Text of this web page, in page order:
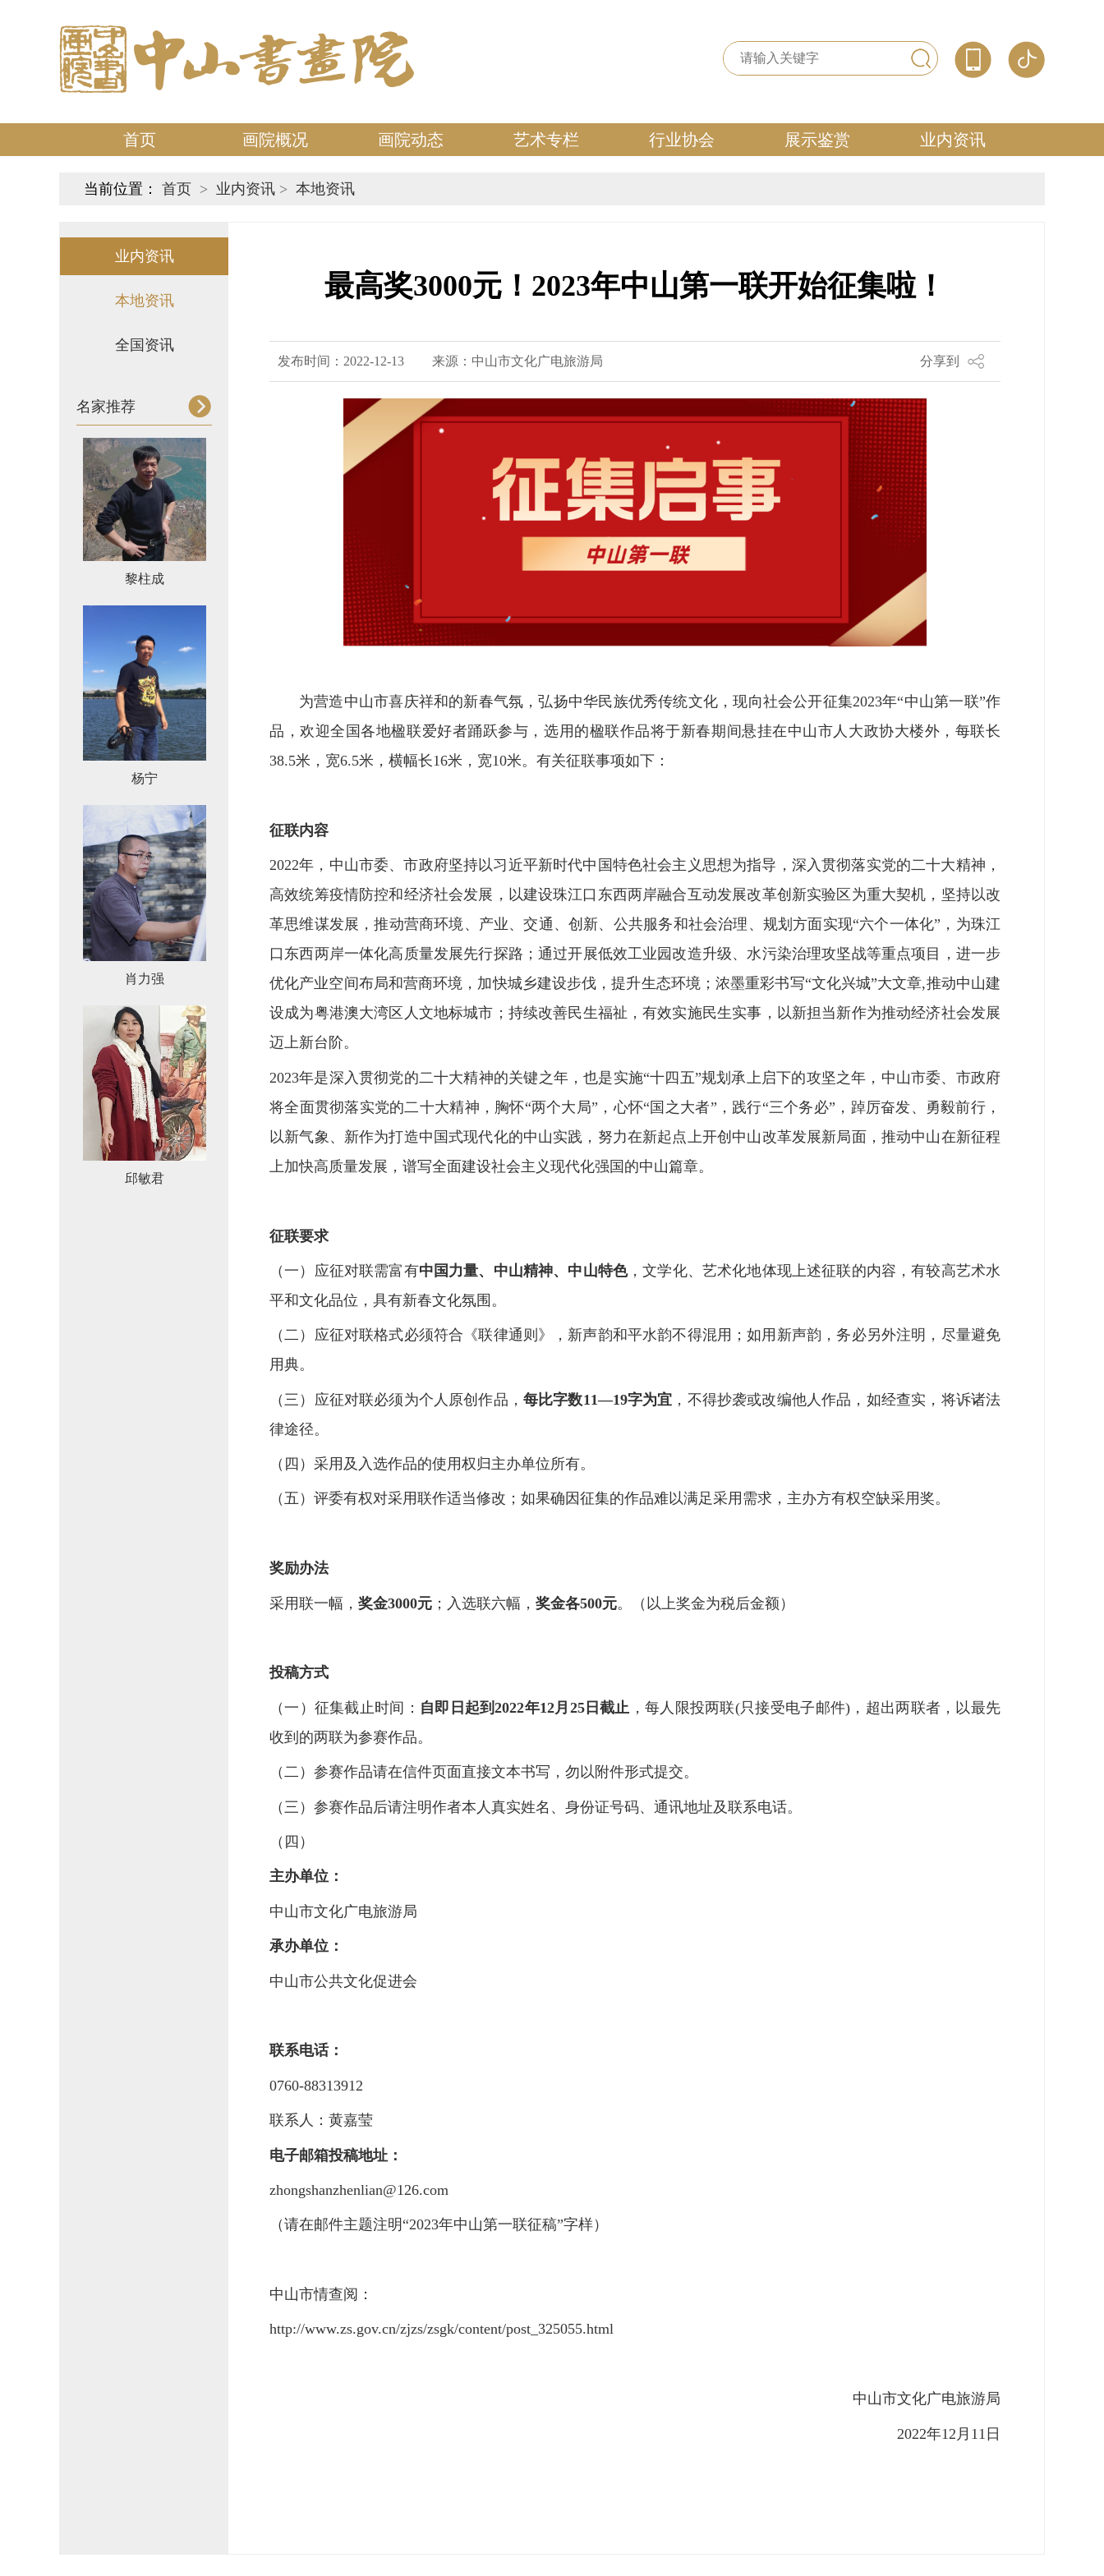
首页 画院概况 画院动态 艺术专栏 行业协会 展示鉴赏 业内资讯
当前位置： 首页 > 业内资讯 > 本地资讯
业内资讯
本地资讯
全国资讯
名家推荐
黎柱成
杨宁
肖力强
邱敏君
最高奖3000元！2023年中山第一联开始征集啦！
发布时间：2022-12-13 来源：中山市文化广电旅游局 分享到
为营造中山市喜庆祥和的新春气氛，弘扬中华民族优秀传统文化，现向社会公开征集2023年“中山第一联”作
品，欢迎全国各地楹联爱好者踊跃参与，选用的楹联作品将于新春期间悬挂在中山市人大政协大楼外，每联长
38.5米，宽6.5米，横幅长16米，宽10米。有关征联事项如下：
征联内容
2022年，中山市委、市政府坚持以习近平新时代中国特色社会主义思想为指导，深入贯彻落实党的二十大精神，
高效统筹疫情防控和经济社会发展，以建设珠江口东西两岸融合互动发展改革创新实验区为重大契机，坚持以改
革思维谋发展，推动营商环境、产业、交通、创新、公共服务和社会治理、规划方面实现“六个一体化”，为珠江
口东西两岸一体化高质量发展先行探路；通过开展低效工业园改造升级、水污染治理攻坚战等重点项目，进一步
优化产业空间布局和营商环境，加快城乡建设步伐，提升生态环境；浓墨重彩书写“文化兴城”大文章,推动中山建
设成为粤港澳大湾区人文地标城市；持续改善民生福祉，有效实施民生实事，以新担当新作为推动经济社会发展
迈上新台阶。
2023年是深入贯彻党的二十大精神的关键之年，也是实施“十四五”规划承上启下的攻坚之年，中山市委、市政府
将全面贯彻落实党的二十大精神，胸怀“两个大局”，心怀“国之大者”，践行“三个务必”，踔厉奋发、勇毅前行，
以新气象、新作为打造中国式现代化的中山实践，努力在新起点上开创中山改革发展新局面，推动中山在新征程
上加快高质量发展，谱写全面建设社会主义现代化强国的中山篇章。
征联要求
（一）应征对联需富有中国力量、中山精神、中山特色，文学化、艺术化地体现上述征联的内容，有较高艺术水
平和文化品位，具有新春文化氛围。
（二）应征对联格式必须符合《联律通则》，新声韵和平水韵不得混用；如用新声韵，务必另外注明，尽量避免
用典。
（三）应征对联必须为个人原创作品， 每比字数11—19字为宜 ，不得抄袭或改编他人作品，如经查实，将诉诸法
律途径。
（四）采用及入选作品的使用权归主办单位所有。
（五）评委有权对采用联作适当修改；如果确因征集的作品难以满足采用需求，主办方有权空缺采用奖。
奖励办法
采用联一幅， 奖金3000元 ；入选联六幅， 奖金各500元。（以上奖金为税后金额）
投稿方式
（一）征集截止时间： 自即日起到2022年12月25日截止 ，每人限投两联(只接受电子邮件)，超出两联者，以最先
收到的两联为参赛作品。
（二）参赛作品请在信件页面直接文本书写，勿以附件形式提交。
（三）参赛作品后请注明作者本人真实姓名、身份证号码、通讯地址及联系电话。
（四）
主办单位：
中山市文化广电旅游局
承办单位：
中山市公共文化促进会
联系电话：
0760-88313912
联系人：黄嘉莹
电子邮箱投稿地址：
zhongshanzhenlian@126.com
（请在邮件主题注明“2023年中山第一联征稿”字样）
中山市情查阅：
http://www.zs.gov.cn/zjzs/zsgk/content/post_325055.html
中山市文化广电旅游局
2022年12月11日